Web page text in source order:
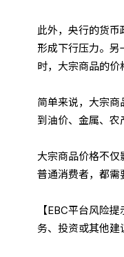
此外，央行的货
形成下行压力。
时，大宗商品的价
简单来说，大宗
到油价、金属、农
大宗商品价格不
普通消费者，都需
【EBC平台风险
务、投资或其他建